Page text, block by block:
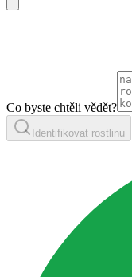
Co byste chtěli vědět?
Identifikovat rostlinu